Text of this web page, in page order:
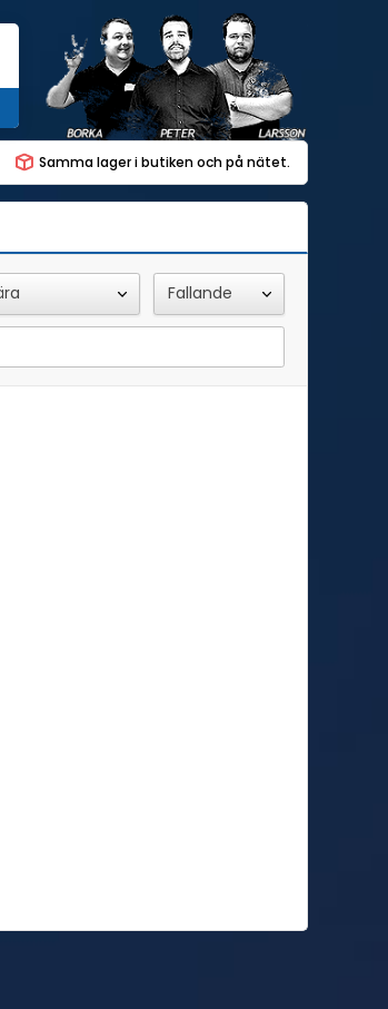
Samma lager i butiken och på nätet.